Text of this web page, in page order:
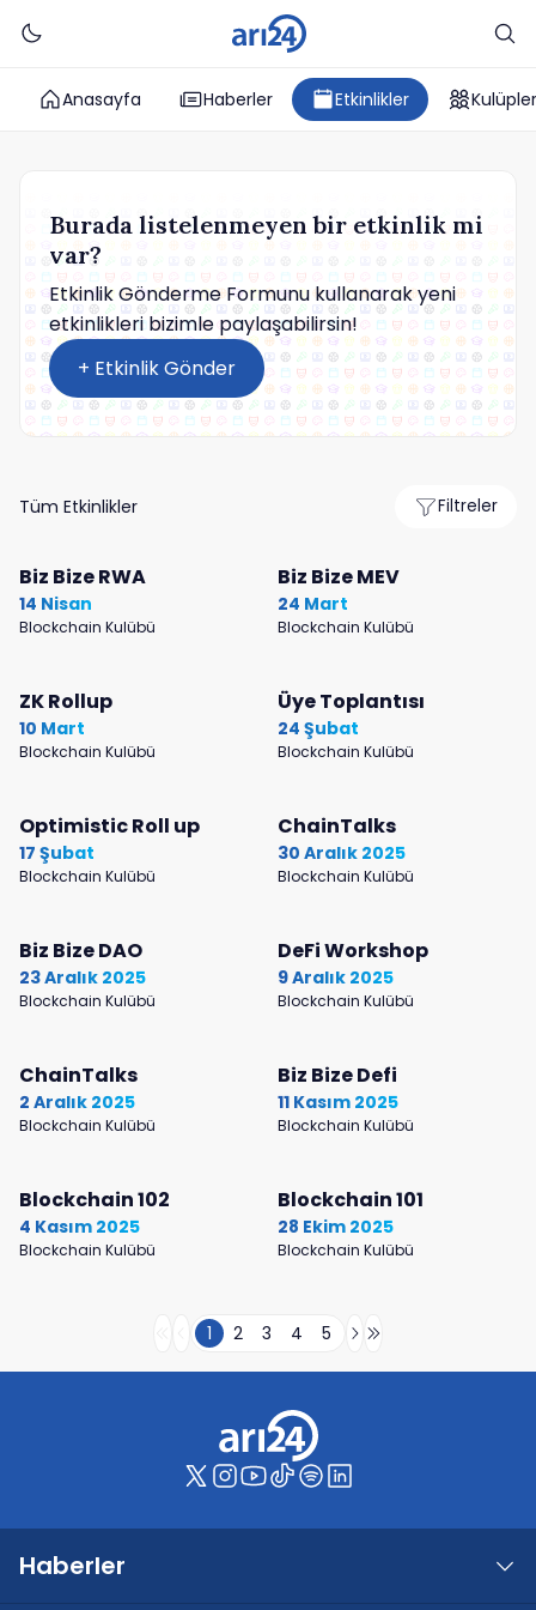
Anasayfa Haberler Etkinlikler Kulüpler
Burada listelenmeyen bir etkinlik mi
var?
Etkinlik Gönderme Formunu kullanarak yeni
etkinlikleri bizimle paylaşabilirsin!
+ Etkinlik Gönder
Biz Bize RWA
14 Nisan
Blockchain Kulübü
Biz Bize MEV
24 Mart
Blockchain Kulübü
ZK Rollup
10 Mart
Blockchain Kulübü
Üye Toplantısı
24 Şubat
Blockchain Kulübü
Optimistic Roll up
17 Şubat
Blockchain Kulübü
ChainTalks
30 Aralık 2025
Blockchain Kulübü
Biz Bize DAO
23 Aralık 2025
Blockchain Kulübü
DeFi Workshop
9 Aralık 2025
Blockchain Kulübü
ChainTalks
2 Aralık 2025
Blockchain Kulübü
Biz Bize Defi
11 Kasım 2025
Blockchain Kulübü
Blockchain 102
4 Kasım 2025
Blockchain Kulübü
Blockchain 101
28 Ekim 2025
Blockchain Kulübü
1 2 3 4 5
Tüm Etkinlikler Filtreler
Haberler